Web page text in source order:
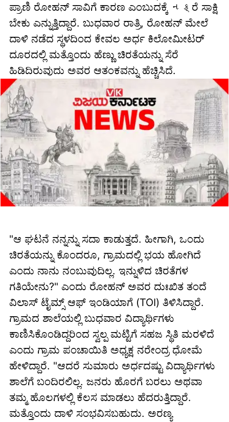
ಪ್ರಾಣಿ ರೋಹನ್ ಸಾವಿಗೆ ಕಾರಣ ಎಂಬುದಕ್ಕೆ નક્ರೆ ಸಾಕ್ಷಿ
ಬೇಕು ಎನ್ನುತ್ತಿದ್ದಾರೆ. ಬುಧವಾರ ರಾತ್ರಿ, ರೋಹನ್ ಮೇಲೆ
ದಾಳಿ ನಡೆದ ಸ್ಥಳದಿಂದ ಕೇವಲ ಅರ್ಧ ಕಿಲೋಮೀಟರ್
ದೂರದಲ್ಲಿ ಮತ್ತೊಂದು ಹೆಣ್ಣು ಚಿರತೆಯನ್ನು ಸೆರೆ
ಹಿಡಿದಿರುವುದು ಅವರ ಆತಂಕವನ್ನು ಹೆಚ್ಚಿಸಿದೆ.
"ಆ ಘಟನೆ ನನ್ನನ್ನು ಸದಾ ಕಾಡುತ್ತದೆ. ಹೀಗಾಗಿ, ಒಂದು
ಚಿರತೆಯನ್ನು ಕೊಂದರೂ, ಗ್ರಾಮದಲ್ಲಿ ಭಯ ಹೋಗಿದೆ
ಎಂದು ನಾನು ನಂಬುವುದಿಲ್ಲ. ಇನ್ನುಳಿದ ಚಿರತೆಗಳ
ಗತಿಯೇನು?" ಎಂದು ರೋಹನ್ ಅವರ ದುಃಖಿತ ತಂದೆ
ವಿಲಾಸ್ ಟೈಮ್ಸ್ ಆಫ್ ಇಂಡಿಯಾಗೆ (TOI) ತಿಳಿಸಿದ್ದಾರೆ.
ಗ್ರಾಮದ ಶಾಲೆಯಲ್ಲಿ ಬುಧವಾರ ವಿದ್ಯಾರ್ಥಿಗಳು
ಕಾಣಿಸಿಕೊಂಡಿದ್ದರಿಂದ ಸ್ವಲ್ಪ ಮಟ್ಟಿಗೆ ಸಹಜ ಸ್ಥಿತಿ ಮರಳಿದೆ
ಎಂದು ಗ್ರಾಮ ಪಂಚಾಯಿತಿ ಅಧ್ಯಕ್ಷ ನರೇಂದ್ರ ಧೋಮೆ
ಹೇಳಿದ್ದಾರೆ. "ಆದರೆ ಸುಮಾರು ಅರ್ಧದಷ್ಟು ವಿದ್ಯಾರ್ಥಿಗಳು
ಶಾಲೆಗೆ ಬಂದಿರಲಿಲ್ಲ. ಜನರು ಹೊರಗೆ ಬರಲು ಅಥವಾ
ತಮ್ಮ ಹೊಲಗಳಲ್ಲಿ ಕೆಲಸ ಮಾಡಲು ಹೆದರುತ್ತಿದ್ದಾರೆ.
ಮತ್ತೊಂದು ದಾಳಿ ಸಂಭವಿಸಬಹುದು. ಅರಣ್ಯ